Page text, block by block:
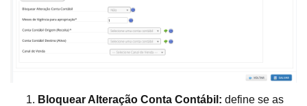
Bloquear Alteração Conta Contábil: define se as